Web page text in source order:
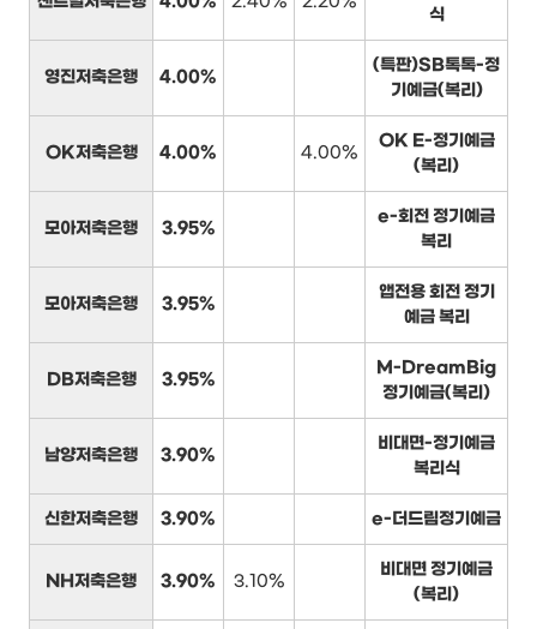
식
영진저축은행 4.00%
(특판)SB톡톡-정
기예금(복리)
OK저축은행 4.00% 4.00%
OK E-정기예금
(복리)
모아저축은행 3.95%
e-회전 정기예금
복리
모아저축은행 3.95%
앱전용 회전 정기
예금 복리
DB저축은행 3.95%
M-DreamBig
정기예금(복리)
남양저축은행 3.90%
비대면-정기예금
복리식
신한저축은행 3.90% e-더드림정기예금
NH저축은행 3.90% 3.10%
비대면 정기예금
(복리)